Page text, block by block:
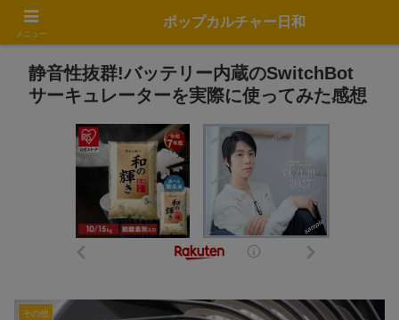
静音性抜群!バッテリー内蔵のSwitchBot
サーキュレーターを実際に使ってみた感想
その他
メニュー
ポップカルチャー日和